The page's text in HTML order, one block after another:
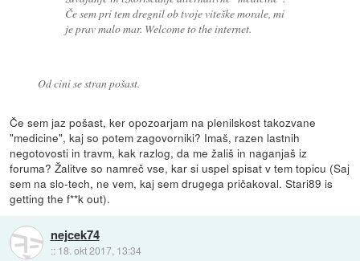
Če sem pri tem dregnil ob tvoje viteške morale, mi
je prav malo mar. Welcome to the internet.
Od cini se stran pošast.
Če sem jaz pošast, ker opozoarjam na plenilskost takozvane
"medicine", kaj so potem zagovorniki? Imaš, razen lastnih
negotovosti in travm, kak razlog, da me žališ in naganjaš iz
foruma? Žalitve so namreč vse, kar si uspel spisat v tem topicu (Saj
sem na slo-tech, ne vem, kaj sem drugega pričakoval. Stari89 is
getting the f**k out).
nejcek74
:: 18. okt 2017, 13:34